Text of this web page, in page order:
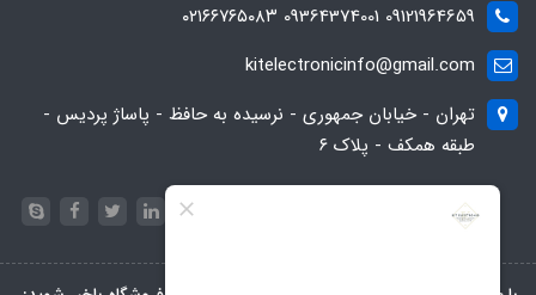
09121964659 09364374001 ۰۲۱۶۶۷۶۵۰۸۳
kitelectronicinfo@gmail.com
تهران - خیابان جمهوری - نرسیده به حافظ - پاساژ پردیس -
طبقه همکف - پلاک ۶